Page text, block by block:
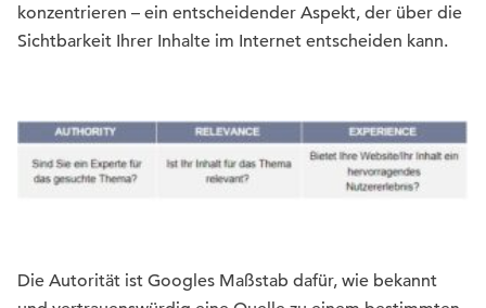
konzentrieren – ein entscheidender Aspekt, der über die
Sichtbarkeit Ihrer Inhalte im Internet entscheiden kann.
Die Autorität ist Googles Maßstab dafür, wie bekannt